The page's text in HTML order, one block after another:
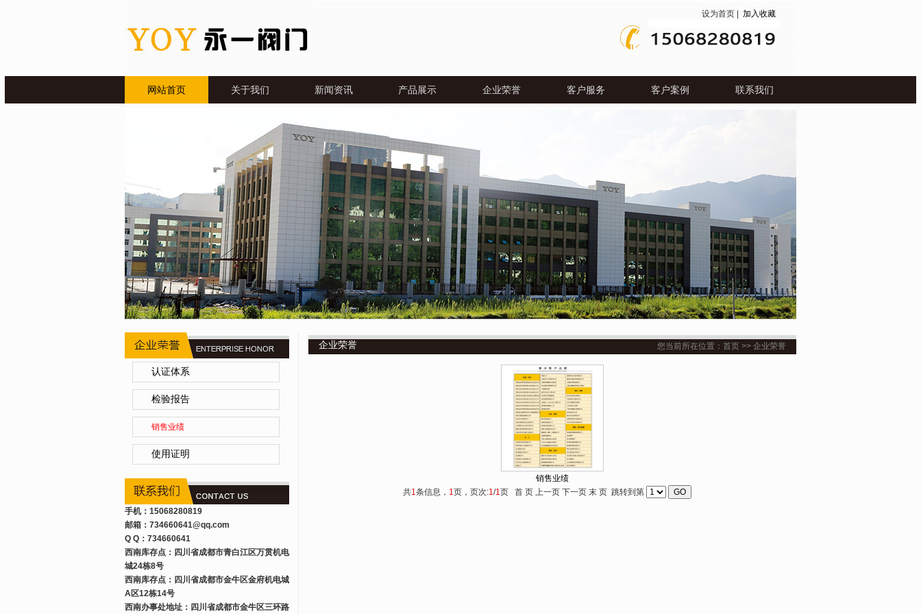
设为首页 加入收藏
网站首页 关于我们 新闻资讯 产品展示 企业荣誉 客户服务 客户案例 联系我们
认证体系
检验报告
销售业绩
使用证明
手机：15068280819
邮箱：734660641@qq.com
Q Q：734660641
西南库存点：四川省成都市青白江区万贯机电
城24栋8号
西南库存点：四川省成都市金牛区金府机电城
A区12栋14号
西南办事处地址：四川省成都市金牛区三环路
企业荣誉 您当前所在位置：首页 >> 企业荣誉
销售业绩
共1条信息， 1页，页次:1/1页 首 页 上一页 下一页 末 页 跳转到第